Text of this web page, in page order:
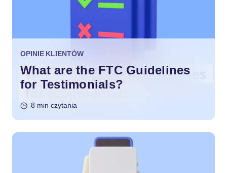
OPINIE KLIENTÓW
What are the FTC Guidelines
for Testimonials?
8 min czytania